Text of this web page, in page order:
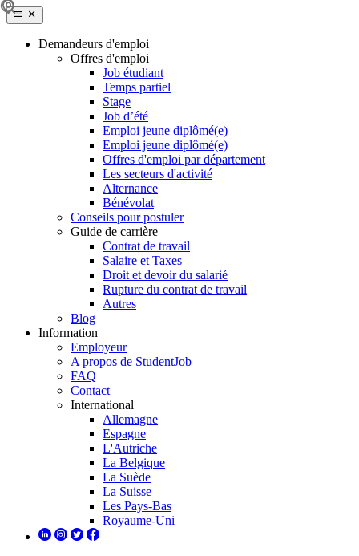
Demandeurs d'emploi
Offres d'emploi
Job étudiant
Temps partiel
Stage
Job d’été
Emploi jeune diplômé(e)
Emploi jeune diplômé(e)
Offres d'emploi par département
Les secteurs d'activité
Alternance
Bénévolat
Conseils pour postuler
Guide de carrière
Contrat de travail
Salaire et Taxes
Droit et devoir du salarié
Rupture du contrat de travail
Autres
Blog
Information
Employeur
A propos de StudentJob
FAQ
Contact
International
Allemagne
Espagne
L'Autriche
La Belgique
La Suède
La Suisse
Les Pays-Bas
Royaume-Uni